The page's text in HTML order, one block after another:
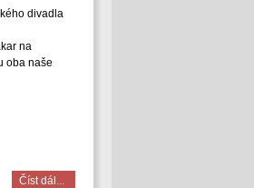
divadla
na
oba naše
Číst dál...